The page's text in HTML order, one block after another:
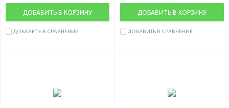
ДОБАВИТЬ В КОРЗИНУ
ДОБАВИТЬ В СРАВНЕНИЕ
ДОБАВИТЬ В КОРЗИНУ
ДОБАВИТЬ В СРАВНЕНИЕ